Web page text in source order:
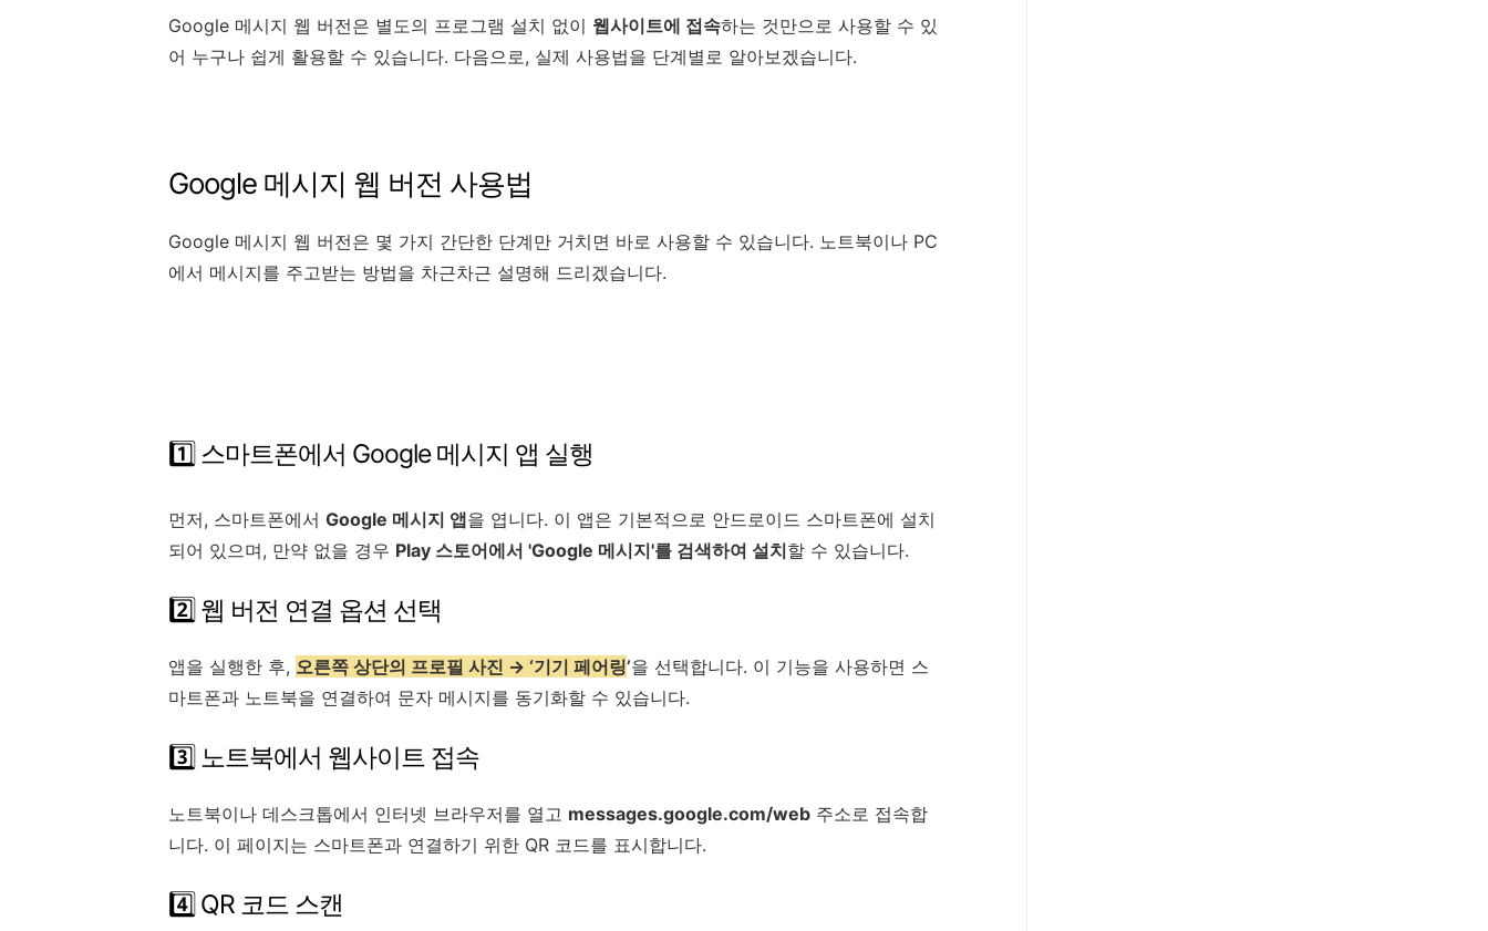
Google 메시지 웹 버전은 별도의 프로그램 설치 없이 웹사이트에 접속하는 것만으로 사용할 수 있
어 누구나 쉽게 활용할 수 있습니다. 다음으로, 실제 사용법을 단계별로 알아보겠습니다.
Google 메시지 웹 버전 사용법
Google 메시지 웹 버전은 몇 가지 간단한 단계만 거치면 바로 사용할 수 있습니다. 노트북이나 PC
에서 메시지를 주고받는 방법을 차근차근 설명해 드리겠습니다.
1️⃣ 스마트폰에서 Google 메시지 앱 실행
먼저, 스마트폰에서 Google 메시지 앱을 엽니다. 이 앱은 기본적으로 안드로이드 스마트폰에 설치
되어 있으며, 만약 없을 경우 Play 스토어에서 'Google 메시지'를 검색하여 설치할 수 있습니다.
2️⃣ 웹 버전 연결 옵션 선택
앱을 실행한 후, 오른쪽 상단의 프로필 사진 → ‘기기 페어링’을 선택합니다. 이 기능을 사용하면 스
마트폰과 노트북을 연결하여 문자 메시지를 동기화할 수 있습니다.
3️⃣ 노트북에서 웹사이트 접속
노트북이나 데스크톱에서 인터넷 브라우저를 열고 messages.google.com/web 주소로 접속합
니다. 이 페이지는 스마트폰과 연결하기 위한 QR 코드를 표시합니다.
4️⃣ QR 코드 스캔